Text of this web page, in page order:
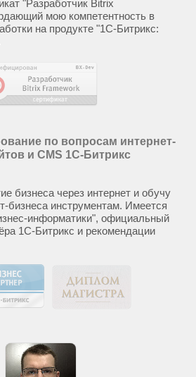
"Разработчик Bitrix
мою компетентность в
на продукте "1С-Битрикс:
по вопросам интернет-
и CMS 1С-Битрикс
бизнеса через интернет и обучу
бизнеса инструментам. Имеется
информатики", официальный
1С-Битрикс и рекомендации